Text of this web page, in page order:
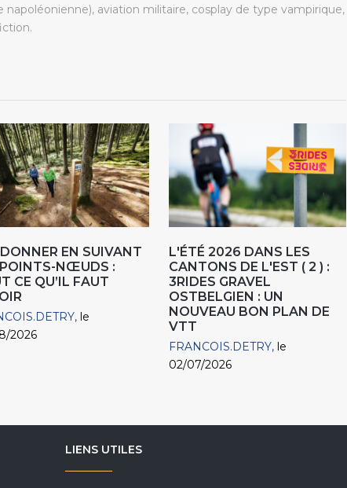
aviation militaire, cosplay de type vampirique,
EN SUIVANT
NŒUDS :
CE QU’IL FAUT
le
2026
L'ÉTÉ 2026 DANS LES
CANTONS DE L'EST ( 2 ) :
3RIDES GRAVEL
OSTBELGIEN : UN
NOUVEAU BON PLAN DE
VTT
FRANCOIS.DETRY le
02/07/2026
LIENS UTILES